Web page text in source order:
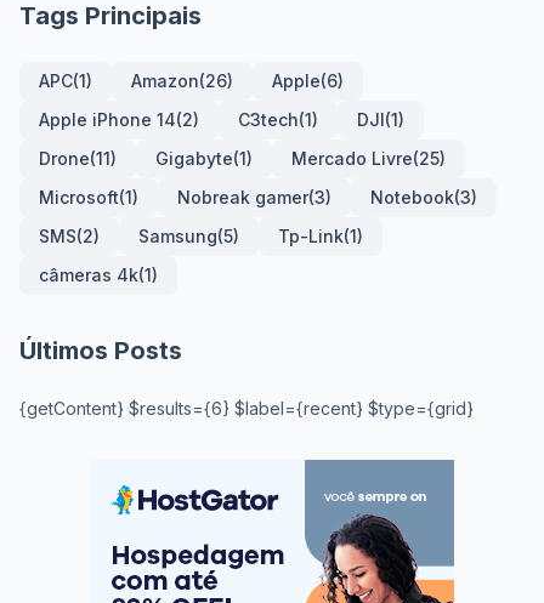
Tags Principais
APC(1) Amazon(26) Apple(6)
Apple iPhone 14(2) C3tech(1) DJI(1)
Drone(11) Gigabyte(1) Mercado Livre(25)
Microsoft(1) Nobreak gamer(3) Notebook(3)
SMS(2) Samsung(5) Tp-Link(1)
câmeras 4k(1)
Últimos Posts
{getContent} $results={6} $label={recent} $type={grid}